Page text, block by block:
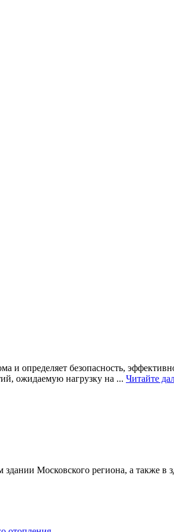
определяет безопасность,
ожидаемую нагрузку на ... Читайте
Московского региона, а также в